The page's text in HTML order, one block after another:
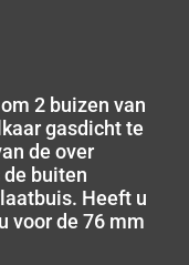
2 buizen van
gasdicht te
de over
buiten
Heeft u
voor de 76 mm